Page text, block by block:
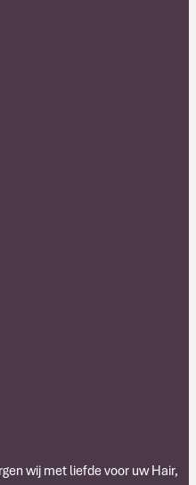
wij met liefde voor uw Hair,